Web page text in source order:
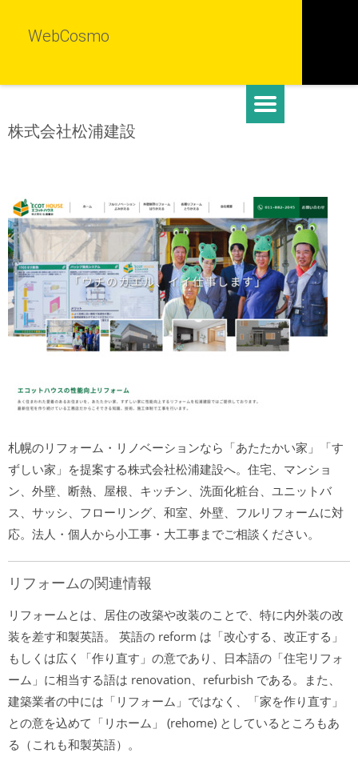
WebCosmo
株式会社松浦建設
札幌のリフォーム・リノベーションなら「あたたかい家」「す
ずしい家」を提案する株式会社松浦建設へ。住宅、マンショ
ン、外壁、断熱、屋根、キッチン、洗面化粧台、ユニットバ
ス、サッシ、フローリング、和室、外壁、フルリフォームに対
応。法人・個人から小工事・大工事までご相談ください。
リフォームの関連情報
リフォームとは、居住の改築や改装のことで、特に内外装の改
装を差す和製英語。 英語の reform は「改心する、改正する」
もしくは広く「作り直す」の意であり、日本語の「住宅リフォ
ーム」に相当する語は renovation、refurbish である。また、
建築業者の中には「リフォーム」ではなく、「家を作り直す」
との意を込めて「リホーム」 (rehome) としているところもあ
る（これも和製英語）。